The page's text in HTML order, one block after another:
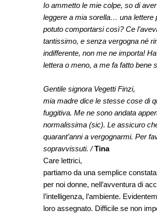
Io ammetto le mie colpe, so di
leggere a mia sorella… una
potuto comportarsi così? Ce
tantissimo, e senza vergogna né
indifferente, non me ne importa!
lettera o meno, a me fa fatto bene
Gentile signora Vegetti Finzi,
mia madre dice le stesse cose di
fuggitiva. Me ne sono andata
normalissima (sic). Le assicuro
quarant’anni a vergognarmi. Per
sopravvissuti. /Tina
Care lettrici,
partiamo da una semplice
per noi donne, nell’avventura di
l’intelligenza, l’ambiente.
loro assegnato. Difficile se non